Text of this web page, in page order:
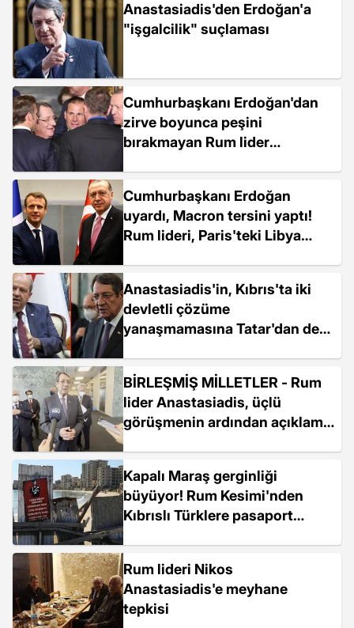
çaba harcadı
Anastasiadis'den Erdoğan'a
"işgalcilik" suçlaması
Cumhurbaşkanı Erdoğan'dan
zirve boyunca peşini
bırakmayan Rum lider
Cumhurbaşkanı Erdoğan
uyardı, Macron tersini yaptı!
Rum lideri, Paris'teki Libya
Anastasiadis'in, Kıbrıs'ta iki
devletli çözüme
yanaşmamasına Tatar'dan ders
BİRLEŞMİŞ MİLLETLER - Rum
lider Anastasiadis, üçlü
görüşmenin ardından açıklama
Kapalı Maraş gerginliği
büyüyor! Rum Kesimi'nden
Kıbrıslı Türklere pasaport
Rum lideri Nikos
Anastasiadis'e meyhane
tepkisi